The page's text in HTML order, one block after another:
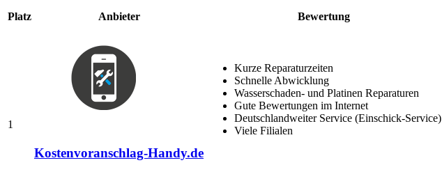
Platz Anbieter Bewertung
1
Kostenvoranschlag-Handy.de
Kurze Reparaturzeiten
Schnelle Abwicklung
Wasserschaden- und Platinen Reparaturen
Gute Bewertungen im Internet
Deutschlandweiter Service (Einschick-Service)
Viele Filialen